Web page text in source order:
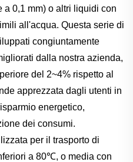
a 0,1 mm) o altri liquidi con
all'acqua. Questa serie di
congiuntamente
dalla nostra azienda,
del 2~4% rispetto al
apprezzata dagli utenti in
energetico,
dei consumi.
per il trasporto di
a 80℃, o media con